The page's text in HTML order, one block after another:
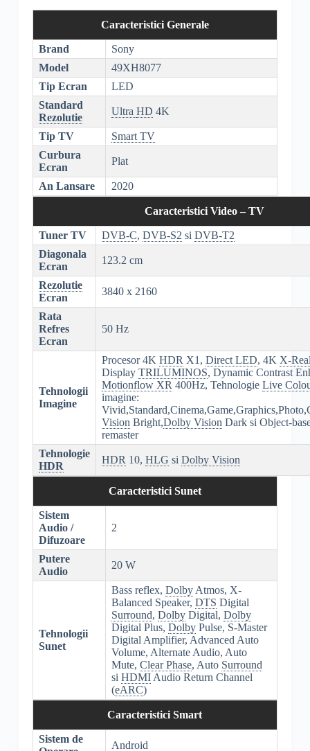
Caracteristici Generale
Brand
Sony
Model
49XH8077
Tip Ecran
LED
Standard
Rezolutie
Ultra HD 4K
Tip TV
Smart TV
Curbura
Ecran
Plat
An Lansare 2020
Caracteristici Video – TV
Tuner TV DVB-C, DVB-S2 si DVB-T2
Diagonala
Ecran
123.2 cm
Rezolutie
Ecran
3840 x 2160
Rata
Refres
Ecran
50 Hz
Tehnologii
Imagine
Procesor 4K HDR X1, Direct LED, 4K X-
Display TRILUMINOS, Dynamic Contrast
Motionflow XR 400Hz, Tehnologie Live
imagine:
Vision Bright,Dolby Vision Dark si Object-
remaster
Tehnologie
HDR
HDR 10, HLG si Dolby Vision
Caracteristici Sunet
Sistem
Audio /
Difuzoare
2
Putere
Audio
20 W
Tehnologii
Sunet
Bass reflex, DolbyAtmos, X-
Balanced Speaker, DTS Digital
Surround, DolbyDigital, Dolby
Digital Plus, DolbyPulse, S-Master
Digital Amplifier, Advanced Auto
Volume, Alternate Audio, Auto
Mute, Clear Phase, Auto Surround
si HDMIAudio Return Channel
(eARC)
Caracteristici Smart
Sistem de
Android